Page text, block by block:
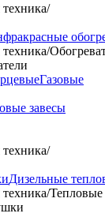
/
/
Газовые
завесы
/
Дизельные
/